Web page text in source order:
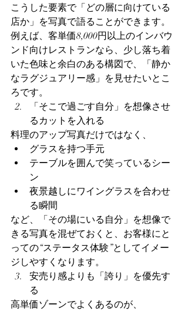
こうした要素で「どの層に向けている
店か」を写真で語ることができます。
例えば、客単価8,000円以上のインバウ
ンド向けレストランなら、少し落ち着
いた色味と余白のある構図で、「静か
なラグジュアリー感」を見せたいとこ
ろです。
「そこで過ごす自分」を想像させ
るカットを入れる
料理のアップ写真だけではなく、
グラスを持つ手元
テーブルを囲んで笑っているシー
ン
夜景越しにワイングラスを合わせ
る瞬間
など、「その場にいる自分」を想像で
きる写真を混ぜておくと、お客様にと
っての“ステータス体験”としてイメー
ジしやすくなります。
安売り感よりも「誇り」を優先す
る
高単価ゾーンでよくあるのが、